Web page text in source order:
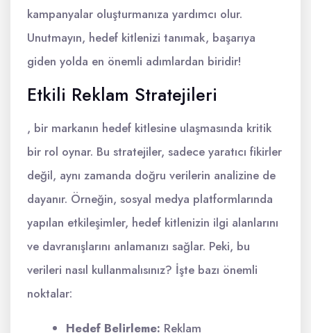
kampanyalar oluşturmanıza yardımcı olur.
Unutmayın, hedef kitlenizi tanımak, başarıya
giden yolda en önemli adımlardan biridir!
Etkili Reklam Stratejileri
, bir markanın hedef kitlesine ulaşmasında kritik
bir rol oynar. Bu stratejiler, sadece yaratıcı fikirler
değil, aynı zamanda doğru verilerin analizine de
dayanır. Örneğin, sosyal medya platformlarında
yapılan etkileşimler, hedef kitlenizin ilgi alanlarını
ve davranışlarını anlamanızı sağlar. Peki, bu
verileri nasıl kullanmalısınız? İşte bazı önemli
noktalar:
Hedef Belirleme: Reklam